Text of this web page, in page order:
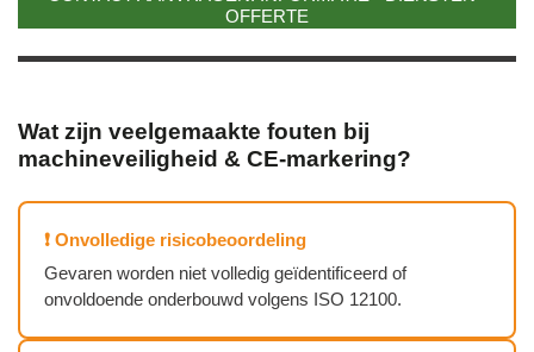
OFFERTE
Wat zijn veelgemaakte fouten bij
machineveiligheid & CE‑markering?
❗ Onvolledige risicobeoordeling
Gevaren worden niet volledig geïdentificeerd of
onvoldoende onderbouwd volgens ISO 12100.